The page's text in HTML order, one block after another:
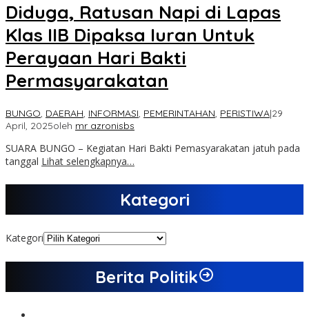
Diduga, Ratusan Napi di Lapas
Klas IIB Dipaksa Iuran Untuk
Perayaan Hari Bakti
Permasyarakatan
BUNGO, DAERAH, INFORMASI, PEMERINTAHAN, PERISTIWA|29
April, 2025oleh mr azronisbs
SUARA BUNGO – Kegiatan Hari Bakti Pemasyarakatan jatuh pada
tanggal Lihat selengkapnya…
Kategori
Kategori
Berita Politik